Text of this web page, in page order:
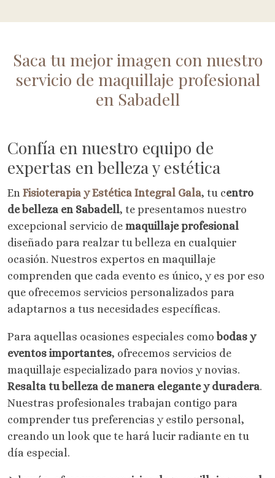
Saca tu mejor imagen con nuestro
servicio de maquillaje profesional
en Sabadell
Confía en nuestro equipo de
expertas en belleza y estética
En Fisioterapia y Estética Integral Gala, tu centro
de belleza en Sabadell, te presentamos nuestro
excepcional servicio de maquillaje profesional
diseñado para realzar tu belleza en cualquier
ocasión. Nuestros expertos en maquillaje
comprenden que cada evento es único, y es por eso
que ofrecemos servicios personalizados para
adaptarnos a tus necesidades específicas.
Para aquellas ocasiones especiales como bodas y
eventos importantes, ofrecemos servicios de
maquillaje especializado para novios y novias.
Resalta tu belleza de manera elegante y duradera.
Nuestras profesionales trabajan contigo para
comprender tus preferencias y estilo personal,
creando un look que te hará lucir radiante en tu
día especial.